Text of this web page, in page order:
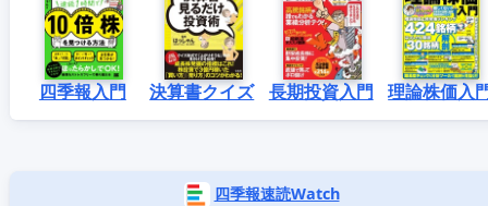
四季報入門 決算書クイズ 長期投資入門 理論株価入
四季報速読Watch